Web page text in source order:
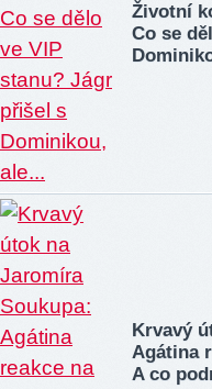
Životní
Co se
Krvavý
Agátina
A co